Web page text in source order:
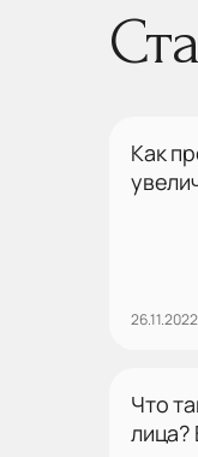
26.11.2022
Как
Что
лица?